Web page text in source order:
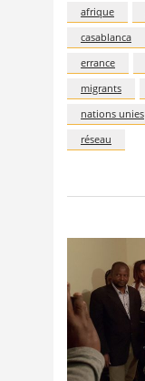
afrique
casablanca
errance
migrants
nations unies
réseau